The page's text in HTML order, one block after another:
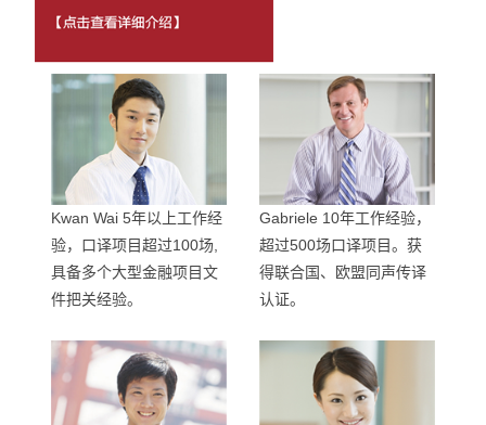
Kwan Wai 5年以上工作经
验，口译项目超过100场,
具备多个大型金融项目文
件把关经验。
Gabriele 10年工作经验，
超过500场口译项目。获
得联合国、欧盟同声传译
认证。